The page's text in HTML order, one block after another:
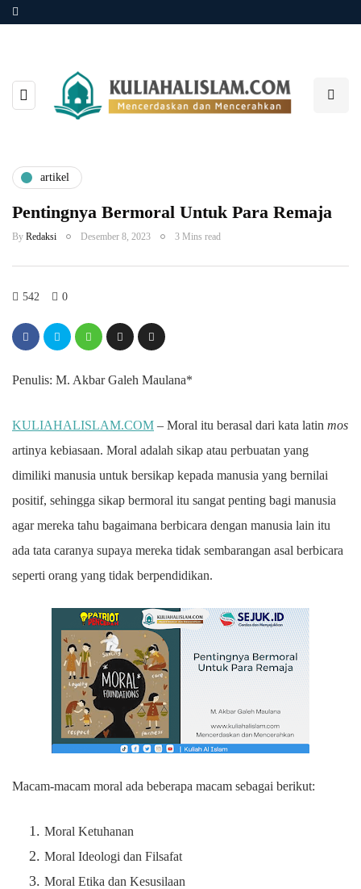
artikel
Pentingnya Bermoral Untuk Para Remaja
By Redaksi Desember 8, 2023 3 Mins read
542 0
Penulis: M. Akbar Galeh Maulana*
KULIAHALISLAM.COM – Moral itu berasal dari kata latin mos
artinya kebiasaan. Moral adalah sikap atau perbuatan yang
dimiliki manusia untuk bersikap kepada manusia yang bernilai
positif, sehingga sikap bermoral itu sangat penting bagi manusia
agar mereka tahu bagaimana berbicara dengan manusia lain itu
ada tata caranya supaya mereka tidak sembarangan asal berbicara
seperti orang yang tidak berpendidikan.
Macam-macam moral ada beberapa macam sebagai berikut:
Moral Ketuhanan
Moral Ideologi dan Filsafat
Moral Etika dan Kesusilaan